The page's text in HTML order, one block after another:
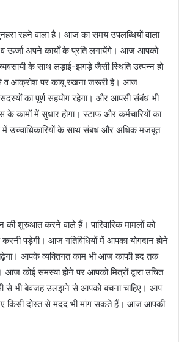
रहने वाला है। आज का समय उपलब्धियों वाला
ऊर्जा अपने कार्यों के प्रति लगायेंगे। आज आपको
के साथ लड़ाई-झगड़े जैसी स्थिति उत्पन्न हो
आक्रोश पर काबू रखना जरूरी है। आज
सदस्यों का पूर्ण सहयोग रहेगा। और आपसी संबंध भी
के कामों में सुधार होगा। स्टाफ और कर्मचारियों का
उच्चाधिकारियों के साथ संबंध और अधिक मजबूत
शुरुआत करने वाले हैं। पारिवारिक मामलों को
पड़ेगी। आज गतिविधियों में आपका योगदान होने
आपके व्यक्तिगत काम भी आज काफी हद तक
कोई समस्या होने पर आपको मित्रों द्वारा उचित
से भी बेवजह उलझने से आपको बचना चाहिए। आप
किसी दोस्त से मदद भी मांग सकते हैं। आज आपकी